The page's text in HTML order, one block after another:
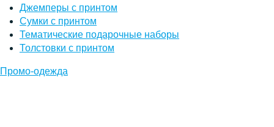
Джемперы с принтом
Сумки с принтом
Тематические подарочные наборы
Толстовки с принтом
Промо-одежда